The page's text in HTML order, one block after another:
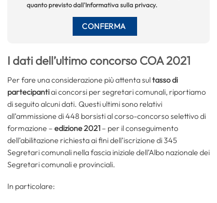
quanto previsto dall'Informativa sulla privacy.
I dati dell’ultimo concorso COA 2021
Per fare una considerazione più attenta sultasso di
partecipantiai concorsi per segretari comunali, riportiamo
di seguito alcuni dati. Questi ultimi sono relativi
all’ammissione di 448 borsisti al corso-concorso selettivo di
formazione – edizione 2021 – per il conseguimento
dell’abilitazione richiesta ai fini dell’iscrizione di 345
Segretari comunali nella fascia iniziale dell’Albo nazionale dei
Segretari comunali e provinciali.
In particolare: